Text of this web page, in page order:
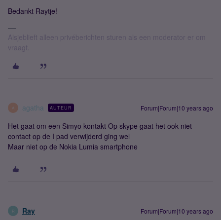
Bedankt Raytje!
Alsjeblieft alleen privéberichten sturen als een moderator er om
vraagt.
A agatha AUTEUR Forum|Forum|10 years ago
Het gaat om een Simyo kontakt Op skype gaat het ook niet
contact op de I pad verwijderd ging wel
Maar niet op de Nokia Lumia smartphone
R Ray Forum|Forum|10 years ago